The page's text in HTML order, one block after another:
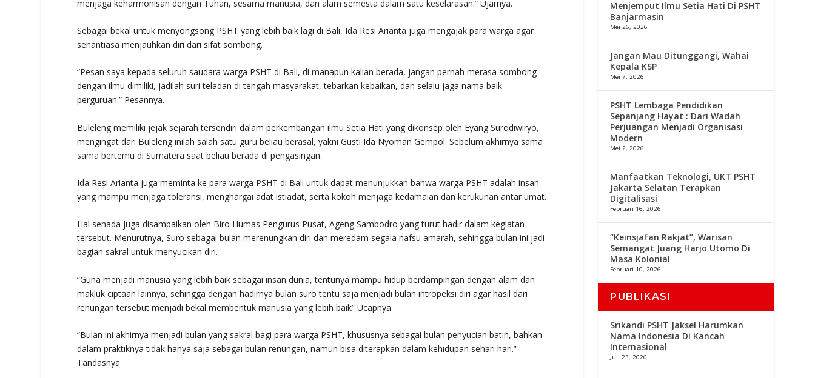
menjaga keharmonisan dengan Tuhan, sesama manusia, dan alam semesta dalam satu keselarasan.” Ujarnya.
Sebagai bekal untuk menyongsong PSHT yang lebih baik lagi di Bali, Ida Resi Arianta juga mengajak para warga agar
senantiasa menjauhkan diri dari sifat sombong.
“Pesan saya kepada seluruh saudara warga PSHT di Bali, di manapun kalian berada, jangan pernah merasa sombong
dengan ilmu dimiliki, jadilah suri teladan di tengah masyarakat, tebarkan kebaikan, dan selalu jaga nama baik
perguruan.” Pesannya.
Buleleng memiliki jejak sejarah tersendiri dalam perkembangan ilmu Setia Hati yang dikonsep oleh Eyang Surodiwiryo,
mengingat dari Buleleng inilah salah satu guru beliau berasal, yakni Gusti Ida Nyoman Gempol. Sebelum akhirnya sama
sama bertemu di Sumatera saat beliau berada di pengasingan.
Ida Resi Arianta juga meminta ke para warga PSHT di Bali untuk dapat menunjukkan bahwa warga PSHT adalah insan
yang mampu menjaga toleransi, menghargai adat istiadat, serta kokoh menjaga kedamaian dan kerukunan antar umat.
Hal senada juga disampaikan oleh Biro Humas Pengurus Pusat, Ageng Sambodro yang turut hadir dalam kegiatan
tersebut. Menurutnya, Suro sebagai bulan merenungkan diri dan meredam segala nafsu amarah, sehingga bulan ini jadi
bagian sakral untuk menyucikan diri.
“Guna menjadi manusia yang lebih baik sebagai insan dunia, tentunya mampu hidup berdampingan dengan alam dan
makluk ciptaan lainnya, sehingga dengan hadirnya bulan suro tentu saja menjadi bulan intropeksi diri agar hasil dari
renungan tersebut menjadi bekal membentuk manusia yang lebih baik” Ucapnya.
“Bulan ini akhirnya menjadi bulan yang sakral bagi para warga PSHT, khususnya sebagai bulan penyucian batin, bahkan
dalam praktiknya tidak hanya saja sebagai bulan renungan, namun bisa diterapkan dalam kehidupan sehari hari.”
Tandasnya
Menjemput Ilmu Setia Hati Di PSHT
Banjarmasin
Mei 26, 2026
Jangan Mau Ditunggangi, Wahai
Kepala KSP
Mei 7, 2026
PSHT Lembaga Pendidikan
Sepanjang Hayat : Dari Wadah
Perjuangan Menjadi Organisasi
Modern
Mei 2, 2026
Manfaatkan Teknologi, UKT PSHT
Jakarta Selatan Terapkan
Digitalisasi
Februari 16, 2026
“Keinsjafan Rakjat”, Warisan
Semangat Juang Harjo Utomo Di
Masa Kolonial
Februari 10, 2026
PUBLIKASI
Srikandi PSHT Jaksel Harumkan
Nama Indonesia Di Kancah
Internasional
Juli 23, 2026